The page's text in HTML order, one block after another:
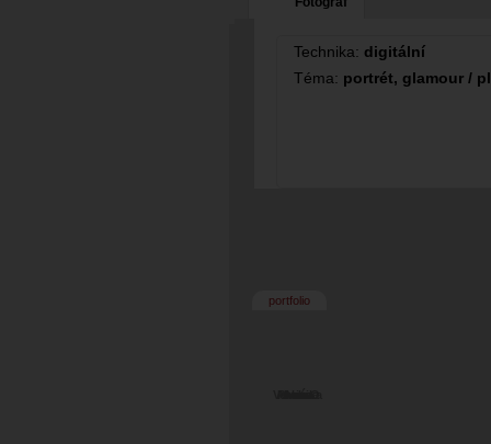
Technika: digitální
Téma: portrét, glamour /
portfolio